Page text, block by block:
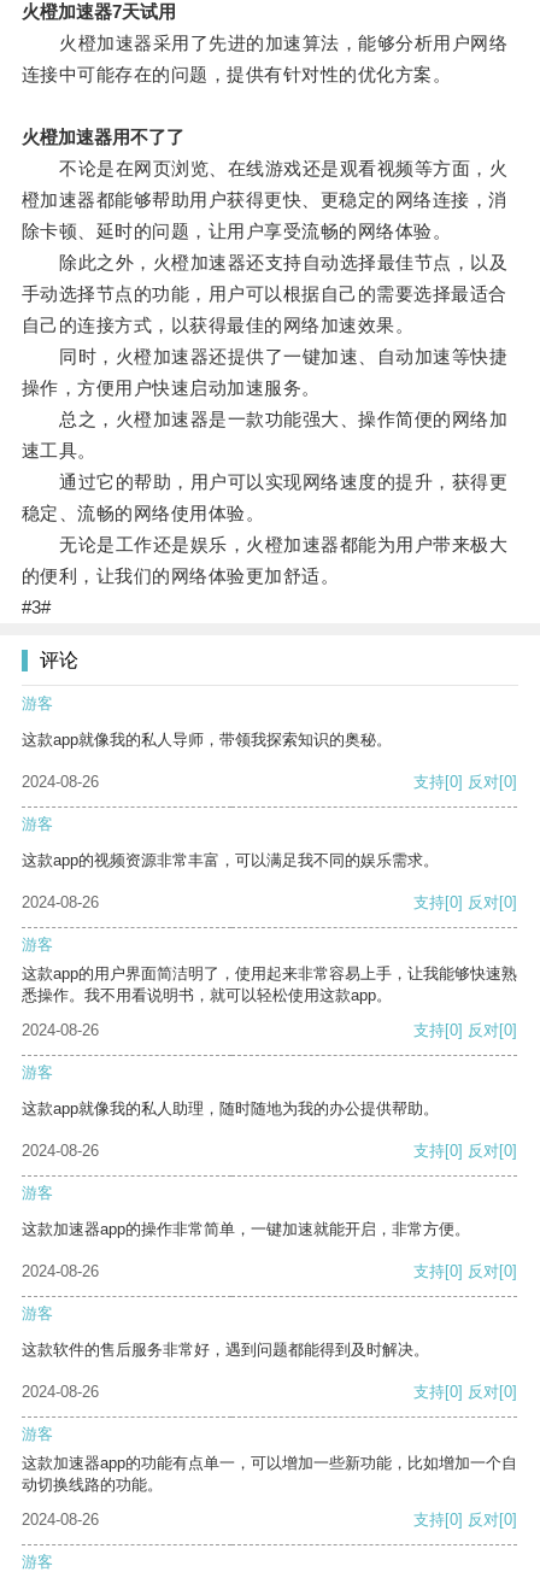
火橙加速器7天试用
火橙加速器采用了先进的加速算法，能够分析用户网络
连接中可能存在的问题，提供有针对性的优化方案。
火橙加速器用不了了
不论是在网页浏览、在线游戏还是观看视频等方面，火
橙加速器都能够帮助用户获得更快、更稳定的网络连接，消
除卡顿、延时的问题，让用户享受流畅的网络体验。
除此之外，火橙加速器还支持自动选择最佳节点，以及
手动选择节点的功能，用户可以根据自己的需要选择最适合
自己的连接方式，以获得最佳的网络加速效果。
同时，火橙加速器还提供了一键加速、自动加速等快捷
操作，方便用户快速启动加速服务。
总之，火橙加速器是一款功能强大、操作简便的网络加
速工具。
通过它的帮助，用户可以实现网络速度的提升，获得更
稳定、流畅的网络使用体验。
无论是工作还是娱乐，火橙加速器都能为用户带来极大
的便利，让我们的网络体验更加舒适。
#3#
评论
游客
这款app就像我的私人导师，带领我探索知识的奥秘。
2024-08-26 支持[0] 反对[0]
游客
这款app的视频资源非常丰富，可以满足我不同的娱乐需求。
2024-08-26 支持[0] 反对[0]
游客
这款app的用户界面简洁明了，使用起来非常容易上手，让我能够快速熟
悉操作。我不用看说明书，就可以轻松使用这款app。
2024-08-26
支持[0] 反对[0]
游客
这款app就像我的私人助理，随时随地为我的办公提供帮助。
2024-08-26 支持[0] 反对[0]
游客
这款加速器app的操作非常简单，一键加速就能开启，非常方便。
2024-08-26 支持[0] 反对[0]
游客
这款软件的售后服务非常好，遇到问题都能得到及时解决。
2024-08-26 支持[0] 反对[0]
游客
这款加速器app的功能有点单一，可以增加一些新功能，比如增加一个自
动切换线路的功能。
2024-08-26
支持[0] 反对[0]
游客